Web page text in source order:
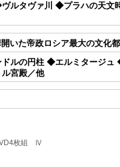
ルタヴァ川 ◆プラハの天文
いた帝政ロシア最大の文化
ルの円柱 ◆エルミタージュ
宮殿／他
枚組 Ⅳ